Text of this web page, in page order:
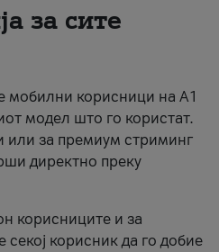
за сите
мобилни корисници на A1
модел што го користат.
или за премиум стриминг
директно преку
корисниците и за
корисник да го добие